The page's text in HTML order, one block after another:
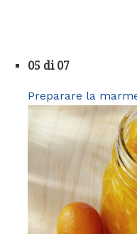
05 di 07
Preparare la